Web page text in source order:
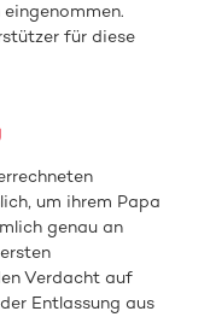
eingenommen.
für diese
um ihrem Papa
genau an
Verdacht auf
Entlassung aus